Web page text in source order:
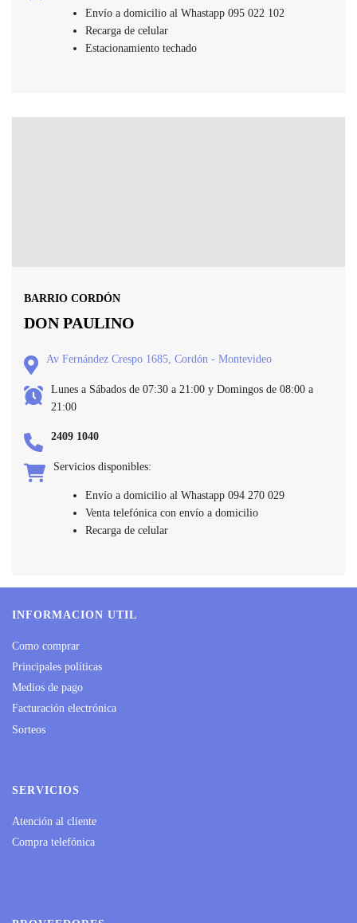
Envío a domicilio al Whastapp 095 022 102
Recarga de celular
Estacionamiento techado
BARRIO CORDÓN
DON PAULINO
Av Fernández Crespo 1685, Cordón - Montevideo
Lunes a Sábados de 07:30 a 21:00 y Domingos de 08:00 a
21:00
2409 1040
Servicios disponibles:
Envío a domicilio al Whastapp 094 270 029
Venta telefónica con envío a domicilio
Recarga de celular
INFORMACION UTIL
Como comprar
Principales políticas
Medios de pago
Facturación electrónica
Sorteos
SERVICIOS
Atención al cliente
Compra telefónica